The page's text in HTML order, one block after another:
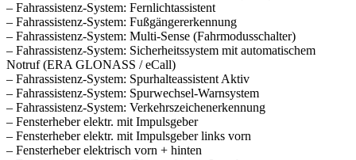
– Fahrassistenz-System: Fernlichtassistent
– Fahrassistenz-System: Fußgängererkennung
– Fahrassistenz-System: Multi-Sense (Fahrmodusschalter)
– Fahrassistenz-System: Sicherheitssystem mit automatischem
Notruf (ERA GLONASS / eCall)
– Fahrassistenz-System: Spurhalteassistent Aktiv
– Fahrassistenz-System: Spurwechsel-Warnsystem
– Fahrassistenz-System: Verkehrszeichenerkennung
– Fensterheber elektr. mit Impulsgeber
– Fensterheber elektr. mit Impulsgeber links vorn
– Fensterheber elektrisch vorn + hinten